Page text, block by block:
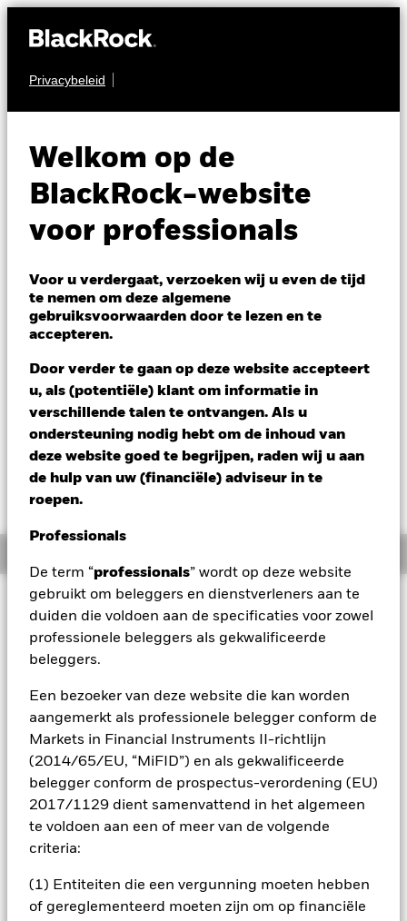
Privacybeleid
Welkom op de
BlackRock-website
voor professionals
Voor u verdergaat, verzoeken wij u even de tijd
te nemen om deze algemene
gebruiksvoorwaarden door te lezen en te
accepteren.
Door verder te gaan op deze website accepteert
u, als (potentiële) klant om informatie in
verschillende talen te ontvangen. Als u
ondersteuning nodig hebt om de inhoud van
deze website goed te begrijpen, raden wij u aan
de hulp van uw (financiële) adviseur in te
roepen.
Professionals
De term “professionals” wordt op deze website
gebruikt om beleggers en dienstverleners aan te
duiden die voldoen aan de specificaties voor zowel
professionele beleggers als gekwalificeerde
beleggers.
Een bezoeker van deze website die kan worden
aangemerkt als professionele belegger conform de
Markets in Financial Instruments II-richtlijn
(2014/65/EU, “MiFID”) en als gekwalificeerde
belegger conform de prospectus-verordening (EU)
2017/1129 dient samenvattend in het algemeen
te voldoen aan een of meer van de volgende
criteria:
(1) Entiteiten die een vergunning moeten hebben
of gereglementeerd moeten zijn om op financiële
AANDELEN
Systematic US Equity
Absolute Return
Fund
NAV per 06/aug/2026
USD 165,12
Variatie 52wk: 142,34 - 165,12
USD 0,09 (0,05%)
Beleggingsdoel
behalen via een combinatie van kapitaalgroei en
opbrengsten, onafhankelijk van de marktomstandigheden.
blootgesteld aan aandelen van bedrijven die zijn gevestigd
of beursgenoteerd zijn in de Verenigde Staten, Canada en
Latijns-Amerika. Dit wordt bereikt door ten minste 70% van
de activa te beleggen in aandelen, andere
aandelengerelateerde effecten en, indien passend geacht,
vastrentende effecten (zoals obligaties),
geldmarktinstrumenten, deposito’s en cash. De
aandelengerelateerde effecten omvatten afgeleide
financiële instrumenten. Op elk gewenst moment kan een
worden aangehouden als cash, om de door het gebruik van
derivaten veroorzaakte blootstelling af te dekken, of om bij te